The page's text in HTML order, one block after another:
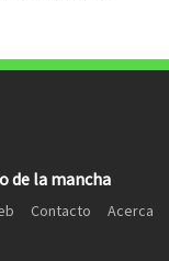
de la mancha
Contacto
Acerca